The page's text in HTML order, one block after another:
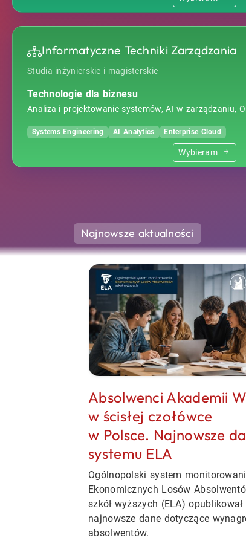
Informatyczne Techniki Zarządzania
Studia inżynierskie i magisterskie
Technologie dla biznesu
Analiza i projektowanie systemów, AI w zarządzaniu,
Systems Engineering AI Analytics Enterprise Cloud
Wybieram
Najnowsze aktualności
Absolwenci Akademii
w ścisłej czołówce
w Polsce. Najnowsze
systemu ELA
Ogólnopolski system
Ekonomicznych Losów
szkół wyższych (ELA) opublikował
najnowsze dane dotyczące
absolwentów.